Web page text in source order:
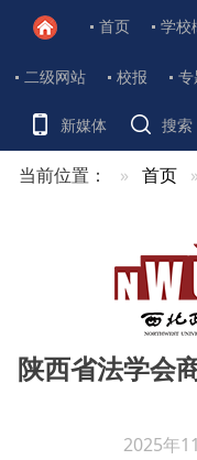
首页 学校
二级网站 校报
新媒体 搜索
当前位置： 首页
陕西省法学会
2025年